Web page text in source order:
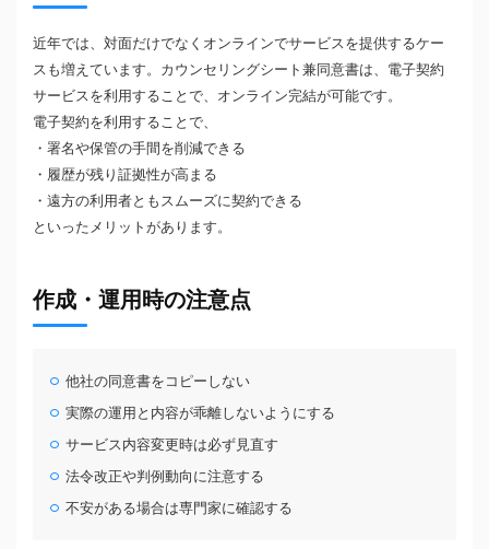
近年では、対面だけでなくオンラインでサービスを提供するケー
スも増えています。カウンセリングシート兼同意書は、電子契約
サービスを利用することで、オンライン完結が可能です。
電子契約を利用することで、
・署名や保管の手間を削減できる
・履歴が残り証拠性が高まる
・遠方の利用者ともスムーズに契約できる
といったメリットがあります。
作成・運用時の注意点
他社の同意書をコピーしない
実際の運用と内容が乖離しないようにする
サービス内容変更時は必ず見直す
法令改正や判例動向に注意する
不安がある場合は専門家に確認する